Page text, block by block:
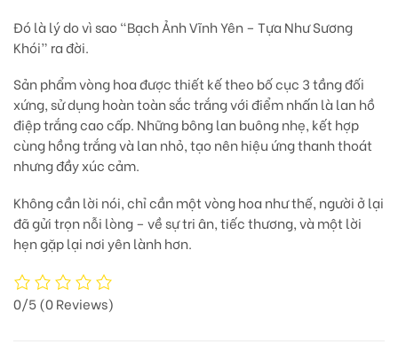
Đó là lý do vì sao “Bạch Ảnh Vĩnh Yên – Tựa Như Sương
Khói” ra đời.
Sản phẩm vòng hoa được thiết kế theo bố cục 3 tầng đối
xứng, sử dụng hoàn toàn sắc trắng với điểm nhấn làlan hồ
điệp trắng cao cấp. Những bông lan buông nhẹ, kết hợp
cùnghồng trắng và lan nhỏ, tạo nênhiệu ứng thanh thoát
nhưng đầy xúc cảm.
Không cần lời nói, chỉ cần một vòng hoa như thế, người ở lại
đã gửi trọn nỗi lòng – về sự tri ân, tiếc thương, và một lời
hẹn gặp lại nơi yên lành hơn.
0/5(0 Reviews)